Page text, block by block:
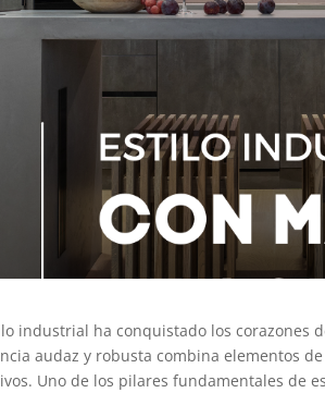
industrial ha conquistado los corazones
audaz y robusta combina elementos
Uno de los pilares fundamentales de